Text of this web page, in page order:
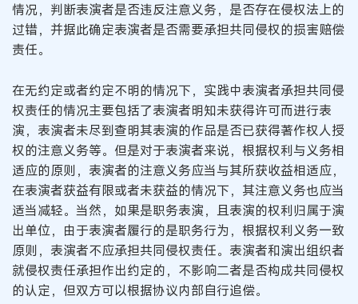
情况，判断表演者是否违反注意义务，是否存在侵权法上的
过错，并据此确定表演者是否需要承担共同侵权的损害赔偿
责任。
在无约定或者约定不明的情况下，实践中表演者承担共同侵
权责任的情况主要包括了表演者明知未获得许可而进行表
演，表演者未尽到查明其表演的作品是否已获得著作权人授
权的注意义务等。但是对于表演者来说，根据权利与义务相
适应的原则，表演者的注意义务应当与其所获收益相适应，
在表演者获益有限或者未获益的情况下，其注意义务也应当
适当减轻。当然，如果是职务表演，且表演的权利归属于演
出单位，由于表演者履行的是职务行为，根据权利义务一致
原则，表演者不应承担共同侵权责任。表演者和演出组织者
就侵权责任承担作出约定的，不影响二者是否构成共同侵权
的认定，但双方可以根据协议内部自行追偿。